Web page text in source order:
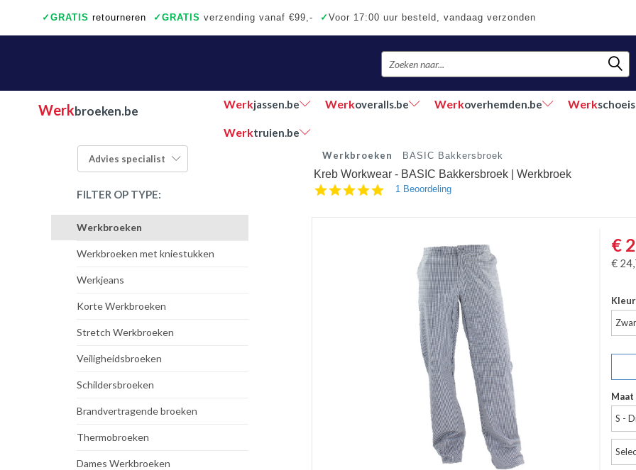
✓ GRATIS retourneren ✓ GRATIS verzending vanaf €99,- ✓ Voor 17:00 uur besteld, vandaag verzonden
Werkbroeken.be Werkjassen.be Werkoveralls.be Werkoverhemden.be Werk
Werktruien.be
FILTER OP TYPE:
Werkbroeken
Werkbroeken met kniestukken
Werkjeans
Korte Werkbroeken
Stretch Werkbroeken
Veiligheidsbroeken
Schildersbroeken
Brandvertragende broeken
Thermobroeken
Dames Werkbroeken
Advies specialist Werkbroeken BASIC Bakkersbroek
Kreb Workwear - BASIC Bakkersbroek | Werkbroek
5.01 Beoordeling
€
€
Kleur
Maat
S -